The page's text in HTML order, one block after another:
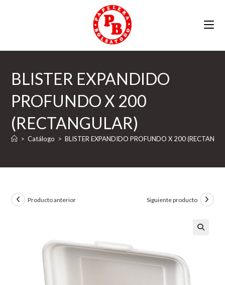
BLISTER EXPANDIDO
PROFUNDO X 200
(RECTANGULAR)
> Catálogo > BLISTER EXPANDIDO PROFUNDO X 200
Producto anterior Siguiente producto